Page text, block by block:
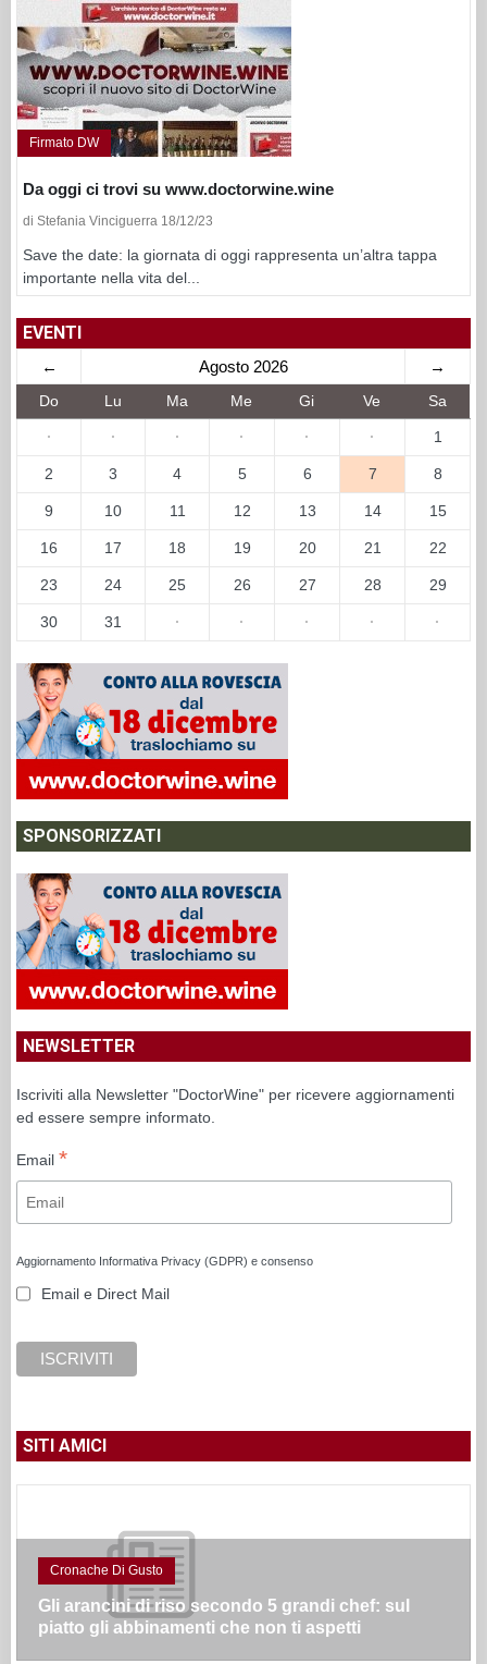
Firmato DW
Da oggi ci trovi su www.doctorwine.wine
di Stefania Vinciguerra 18/12/23
Save the date: la giornata di oggi rappresenta un’altra tappa
importante nella vita del...
EVENTI
← Agosto 2026 →
Do Lu Ma Me Gi Ve Sa
· · · · · · 1
2 3 4 5 6 7 8
9 10 11 12 13 14 15
16 17 18 19 20 21 22
23 24 25 26 27 28 29
30 31 · · · · ·
SPONSORIZZATI
NEWSLETTER
Iscriviti alla Newsletter "DoctorWine" per ricevere aggiornamenti
ed essere sempre informato.
Email *
Aggiornamento Informativa Privacy (GDPR) e consenso
Email e Direct Mail
SITI AMICI
Cronache Di Gusto
Gli arancini di riso secondo 5 grandi chef: sul
piatto gli abbinamenti che non ti aspetti